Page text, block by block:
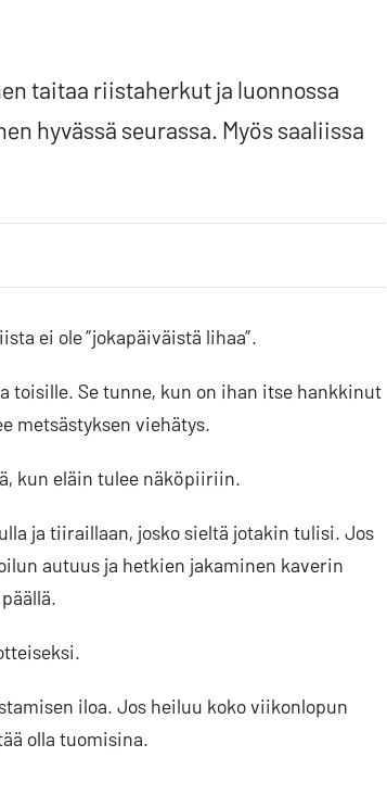
taitaa riistaherkut ja luonnossa
hyvässä seurassa. Myös saaliissa
ei ole ”jokapäiväistä lihaa”.
toisille. Se tunne, kun on ihan itse hankkinut
metsästyksen viehätys.
kun eläin tulee näköpiiriin.
ja tiiraillaan, josko sieltä jotakin tulisi. Jos
autuus ja hetkien jakaminen kaverin
iloa. Jos heiluu koko viikonlopun
olla tuomisina.